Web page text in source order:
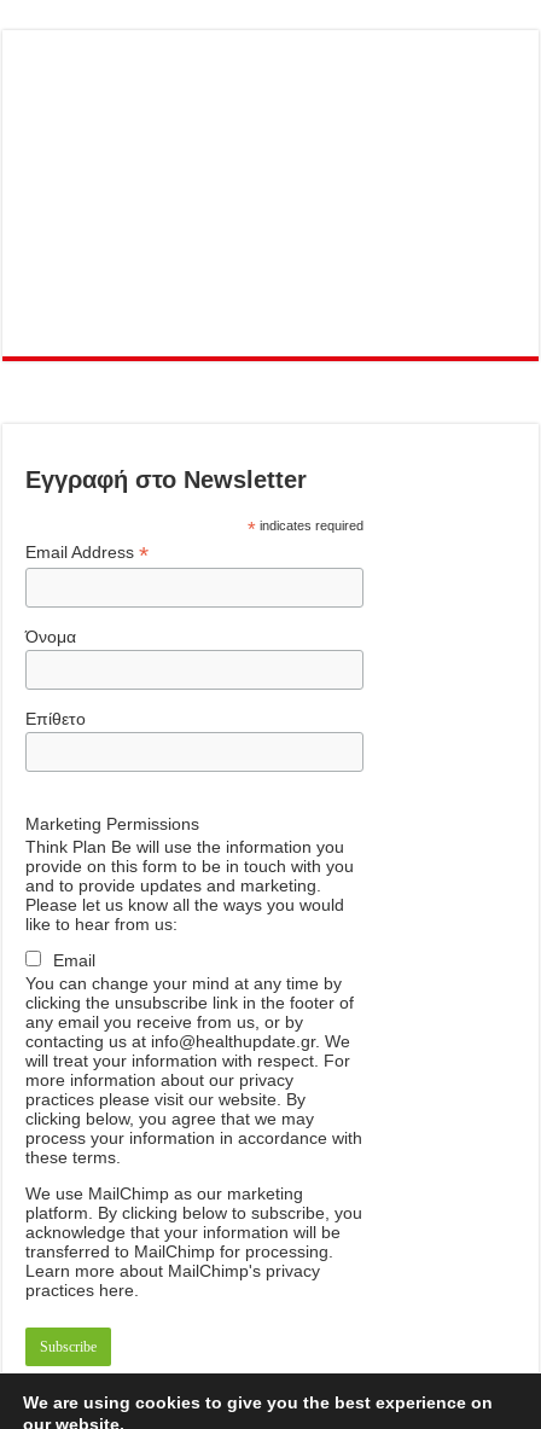
Εγγραφή στο Newsletter
*indicates required
Email Address*
Όνομα
Επίθετο
Marketing Permissions
Think Plan Be will use the information you
provide on this form to be in touch with you
and to provide updates and marketing.
Please let us know all the ways you would
like to hear from us:
Email
You can change your mind at any time by
clicking the unsubscribe link in the footer of
any email you receive from us, or by
contacting us at info@healthupdate.gr. We
will treat your information with respect. For
more information about our privacy
practices please visit our website. By
clicking below, you agree that we may
process your information in accordance with
these terms.
We use MailChimp as our marketing
platform. By clicking below to subscribe,you
acknowledge that your information will be
transferred to MailChimp for processing.
Learn more about MailChimp's privacy
practices here.
We are using cookies to give you the best experience on
our website.